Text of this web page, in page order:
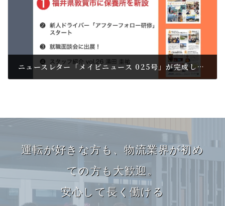
ニュースレター「メイビニュース 025号」が完成しました。
運転が好きな方も、物流業界が初め
ての方も大歓迎。
安心して長く働ける
カ
リ
ン